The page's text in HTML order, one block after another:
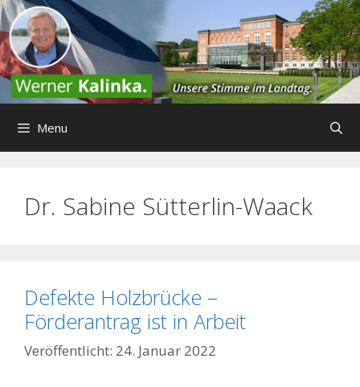
Zum
Inhalt
springen
Menu
Dr. Sabine Sütterlin-Waack
Defekte Holzbrücke –
Förderantrag ist in Arbeit
24. Januar 2022